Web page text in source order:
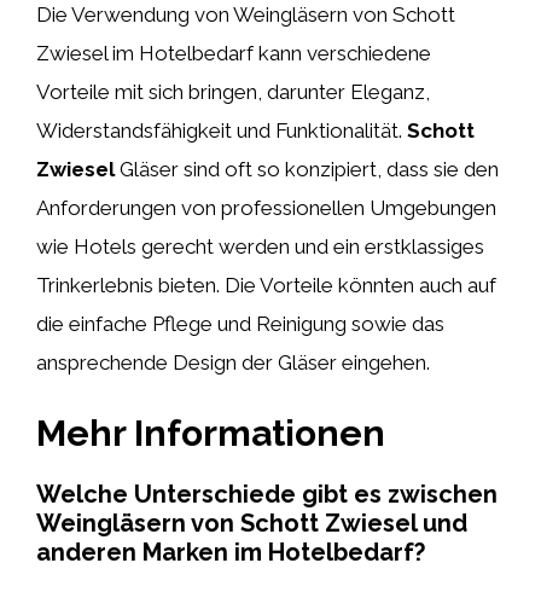
Die Verwendung von Weingläsern von Schott
Zwiesel im Hotelbedarf kann verschiedene
Vorteile mit sich bringen, darunter Eleganz,
Widerstandsfähigkeit und Funktionalität. Schott
ZwieselGläser sind oft so konzipiert, dass sie den
Anforderungen von professionellen Umgebungen
wie Hotels gerecht werden und ein erstklassiges
Trinkerlebnis bieten. Die Vorteile könnten auch auf
die einfache Pflege und Reinigung sowie das
ansprechende Design der Gläser eingehen.
Mehr Informationen
Welche Unterschiede gibt es zwischen
Weingläsern von Schott Zwiesel und
anderen Marken im Hotelbedarf?